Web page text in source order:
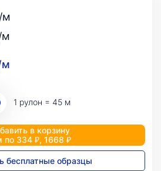
м
м
м
1 рулон = 45 м
в корзину
по 334 ₽, 1668 ₽
бесплатные образцы